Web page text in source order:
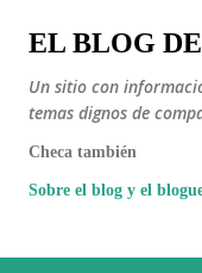
Ir
EL BLOG
Un sitio con
temas dignos de
Checa también
Sobre el blog y el